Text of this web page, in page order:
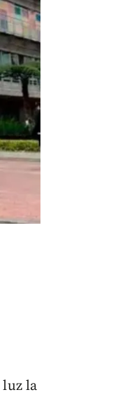
luz la